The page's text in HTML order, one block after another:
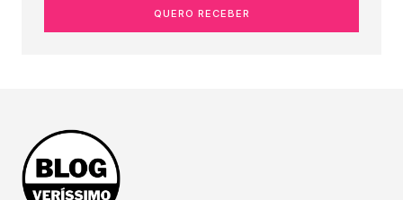
QUERO RECEBER